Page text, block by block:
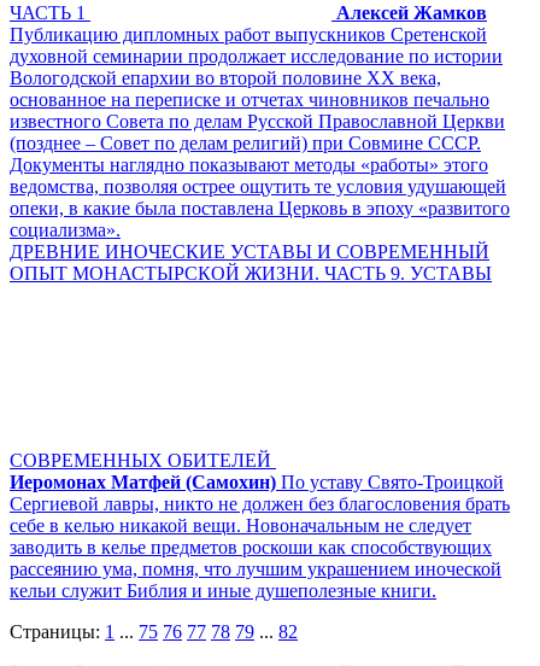
ЧАСТЬ 1
Алексей Жамков
Публикацию дипломных работ выпускников Сретенской
духовной семинарии продолжает исследование по истории
Вологодской епархии во второй половине XX века,
основанное на переписке и отчетах чиновников печально
известного Совета по делам Русской Православной Церкви
(позднее – Совет по делам религий) при Совмине СССР.
Документы наглядно показывают методы «работы» этого
ведомства, позволяя острее ощутить те условия удушающей
опеки, в какие была поставлена Церковь в эпоху «развитого
социализма».
ДРЕВНИЕ ИНОЧЕСКИЕ УСТАВЫ И СОВРЕМЕННЫЙ
ОПЫТ МОНАСТЫРСКОЙ ЖИЗНИ. ЧАСТЬ 9. УСТАВЫ
СОВРЕМЕННЫХ ОБИТЕЛЕЙ
Иеромонах Матфей (Самохин) По уставу Свято-Троицкой
Сергиевой лавры, никто не должен без благословения брать
себе в келью никакой вещи. Новоначальным не следует
заводить в келье предметов роскоши как способствующих
рассеянию ума, помня, что лучшим украшением иноческой
кельи служит Библия и иные душеполезные книги.
Страницы: 1 ... 75 76 77 78 79 ... 82